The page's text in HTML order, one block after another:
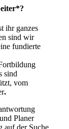
ihr ganzes
sind wir
fundierte
sind
vom
.
Planer